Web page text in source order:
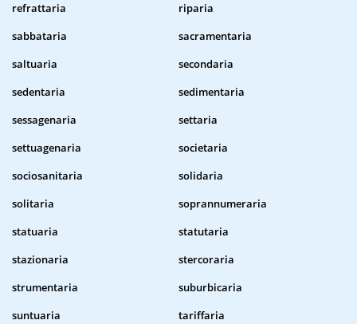
refrattaria
riparia
sabbataria
sacramentaria
saltuaria
secondaria
sedentaria
sedimentaria
sessagenaria
settaria
settuagenaria
societaria
sociosanitaria
solidaria
solitaria
soprannumeraria
statuaria
statutaria
stazionaria
stercoraria
strumentaria
suburbicaria
suntuaria
tariffaria